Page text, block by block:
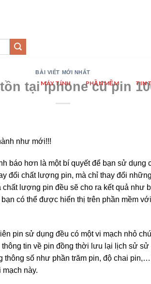
MÁY TÍNH PHẦN MỀM TIN
BÀI VIẾT MỚI NHẤT
tại iphone cũ pin
như mới!!!
báo hơn là một bí quyết để bạn sử dụng
đổi chất lượng pin, mà chỉ thay đổi
lượng pin đều sẽ cho ra kết quả như
có thể được hiển thị trên phần mềm
pin sử dụng đều có một vi mạch nhỏ
tin về pin đồng thời lưu lại lịch sử
thông số như phần trăm pin, độ chai
này.